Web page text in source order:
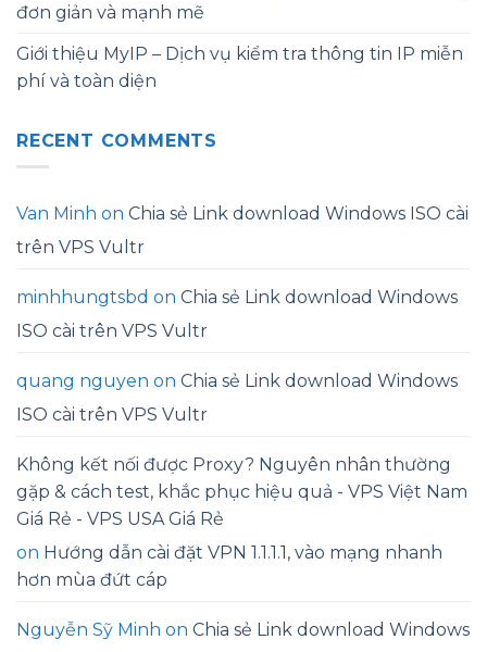
đơn giản và mạnh mẽ
Giới thiệu MyIP – Dịch vụ kiểm tra thông tin IP miễn
phí và toàn diện
RECENT COMMENTS
Van Minh on Chia sẻ Link download Windows ISO cài
trên VPS Vultr
minhhungtsbd on Chia sẻ Link download Windows
ISO cài trên VPS Vultr
quang nguyen on Chia sẻ Link download Windows
ISO cài trên VPS Vultr
Không kết nối được Proxy? Nguyên nhân thường
gặp & cách test, khắc phục hiệu quả - VPS Việt Nam
Giá Rẻ - VPS USA Giá Rẻ
on Hướng dẫn cài đặt VPN 1.1.1.1, vào mạng nhanh
hơn mùa đứt cáp
Nguyễn Sỹ Minh on Chia sẻ Link download Windows